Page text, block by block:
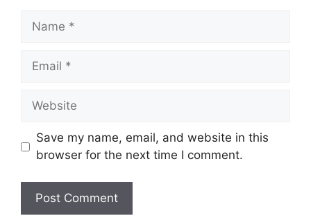
Name
Email
Website
Save my name, email, and website in this
browser for the next time I comment.